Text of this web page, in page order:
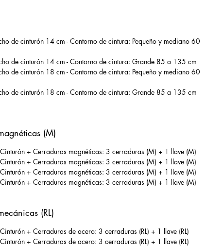
de cinturón 14 cm - Contorno de cintura: Pequeño y mediano 60
de cinturón 14 cm - Contorno de cintura: Grande 85 a 135 cm
de cinturón 18 cm - Contorno de cintura: Pequeño y mediano 60
de cinturón 18 cm - Contorno de cintura: Grande 85 a 135 cm
(M)
+ Cerraduras magnéticas: 3 cerraduras (M) + 1 llave (M)
+ Cerraduras magnéticas: 3 cerraduras (M) + 1 llave (M)
+ Cerraduras magnéticas: 3 cerraduras (M) + 1 llave (M)
+ Cerraduras magnéticas: 3 cerraduras (M) + 1 llave (M)
(RL)
+ Cerraduras de acero: 3 cerraduras (RL) + 1 llave (RL)
+ Cerraduras de acero: 3 cerraduras (RL) + 1 llave (RL)